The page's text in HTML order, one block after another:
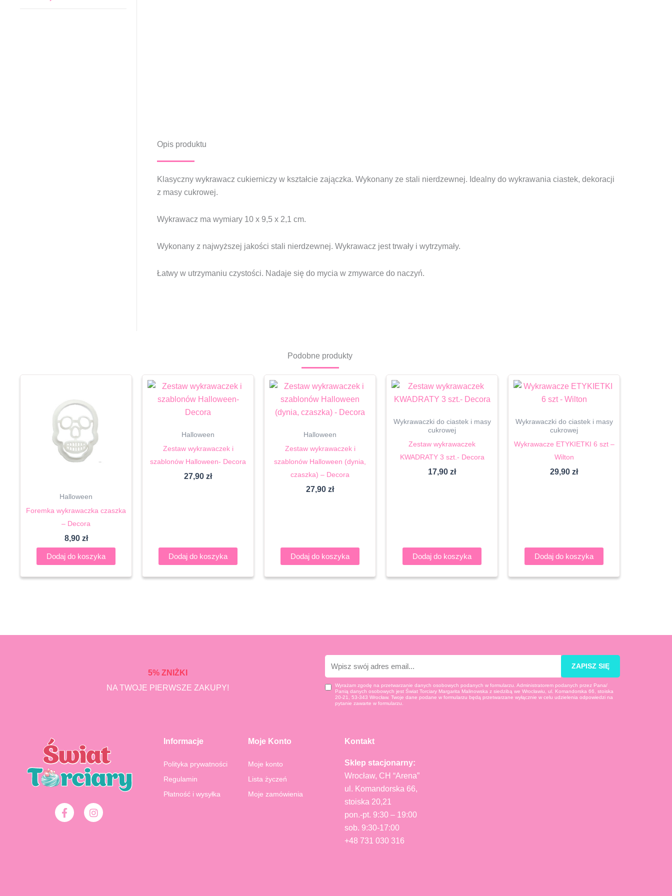
Opis produktu
Klasyczny wykrawacz cukierniczy w kształcie zajączka. Wykonany ze stali nierdzewnej. Idealny do wykrawania ciastek, dekoracji
z masy cukrowej.
Wykrawacz ma wymiary 10 x 9,5 x 2,1 cm.
Wykonany z najwyższej jakości stali nierdzewnej. Wykrawacz jest trwały i wytrzymały.
Łatwy w utrzymaniu czystości. Nadaje się do mycia w zmywarce do naczyń.
Podobne produkty
Halloween
Foremka wykrawaczka czaszka
– Decora
8,90 zł
Dodaj do koszyka
Halloween
Zestaw wykrawaczek i
szablonów Halloween- Decora
27,90 zł
Dodaj do koszyka
Halloween
Zestaw wykrawaczek i
szablonów Halloween (dynia,
czaszka) – Decora
27,90 zł
Dodaj do koszyka
Wykrawaczki do ciastek i masy
cukrowej
Zestaw wykrawaczek
KWADRATY 3 szt.- Decora
17,90 zł
Dodaj do koszyka
Wykrawaczki do ciastek i masy
cukrowej
Wykrawacze ETYKIETKI 6 szt –
Wilton
29,90 zł
Dodaj do koszyka
5% ZNIŻKI
NA TWOJE PIERWSZE ZAKUPY!
mail
Wyrażam zgodę na przetwarzanie danych osobowych podanych w formularzu. Administratorem podanych przez Pana/
Panią danych osobowych jest Świat Torciary Margarita Malinowska z siedzibą we Wrocławiu, ul. Komandorska 66, stoiska
20-21, 53-343 Wrocław. Twoje dane podane w formularzu będą przetwarzane wyłącznie w celu udzielenia odpowiedzi na
pytanie zawarte w formularzu.
ZAPISZ SIĘ
F
a
I
n
Informacje
Polityka prywatności
Regulamin
Płatność i wysyłka
Moje Konto
Moje konto
Lista życzeń
Moje zamówienia
Kontakt
Sklep stacjonarny:
Wrocław, CH “Arena”
ul. Komandorska 66,
stoiska 20,21
pon.-pt. 9:30 – 19:00
sob. 9:30-17:00
+48 731 030 316